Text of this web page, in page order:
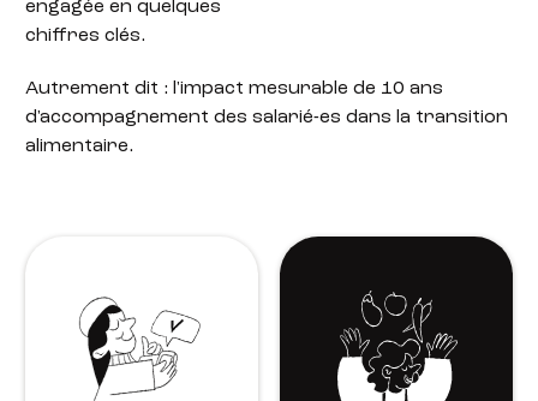
engagée en quelques
chiffres clés.
Autrement dit : l'impact mesurable de 10 ans
d'accompagnement des salarié-es dans la transition
alimentaire.